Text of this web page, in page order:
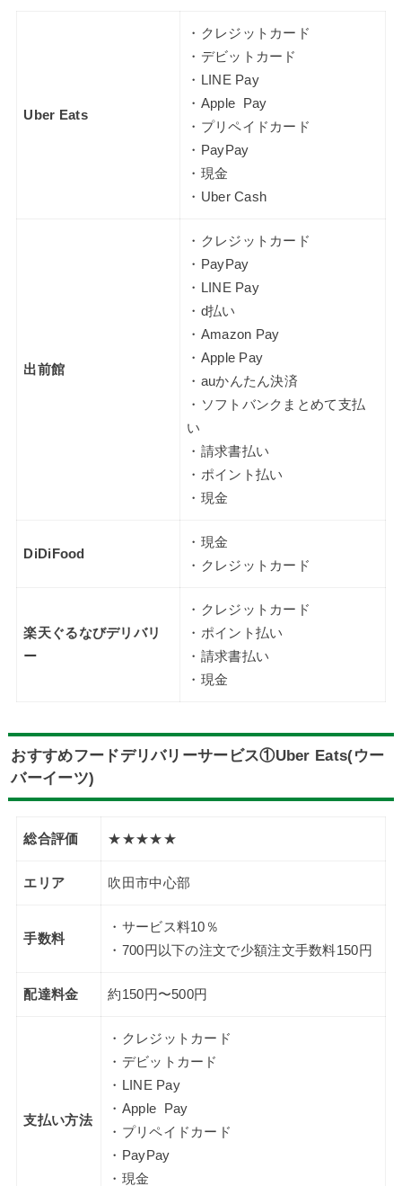
Uber Eats
・クレジットカード
・デビットカード
・LINE Pay
・Apple Pay
・プリペイドカード
・PayPay
・現金
・Uber Cash
出前館
・クレジットカード
・PayPay
・LINE Pay
・d払い
・Amazon Pay
・Apple Pay
・auかんたん決済
・ソフトバンクまとめて支払
い
・請求書払い
・ポイント払い
・現金
DiDiFood
・現金
・クレジットカード
楽天ぐるなびデリバリ
ー
・クレジットカード
・ポイント払い
・請求書払い
・現金
おすすめフードデリバリーサービス①Uber Eats(ウー
バーイーツ)
総合評価 ★★★★★
エリア 吹田市中心部
手数料
・サービス料10％
・700円以下の注文で少額注文手数料150円
配達料金 約150円〜500円
支払い方法
・クレジットカード
・デビットカード
・LINE Pay
・Apple Pay
・プリペイドカード
・PayPay
・現金